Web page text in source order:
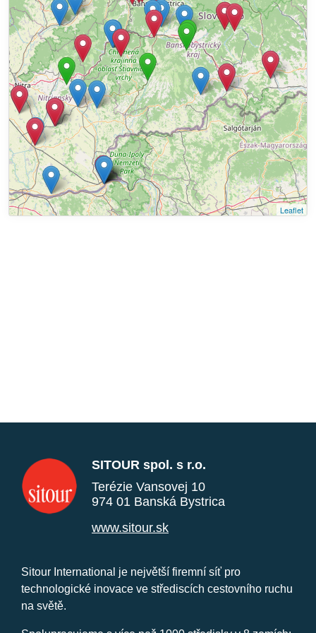
Leaflet
SITOUR spol. s r.o.
Terézie Vansovej 10
974 01 Banská Bystrica
www.sitour.sk
Sitour International je největší firemní síť pro
technologické inovace ve střediscích cestovního ruchu
na světě.